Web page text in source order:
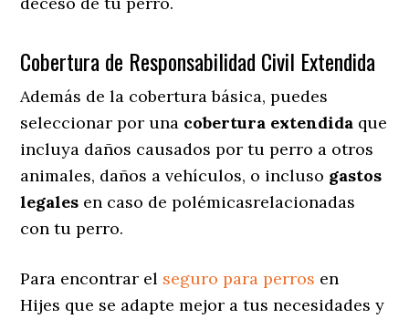
Cobertura de Responsabilidad Civil Extendida
Además de la cobertura básica, puedes
seleccionar por una cobertura extendida que
incluya daños causados por tu perro a otros
animales, daños a vehículos, o incluso gastos
legales en caso de polémicasrelacionadas
con tu perro.
Para encontrar el seguro para perros en
Hijes que se adapte mejor a tus necesidades y